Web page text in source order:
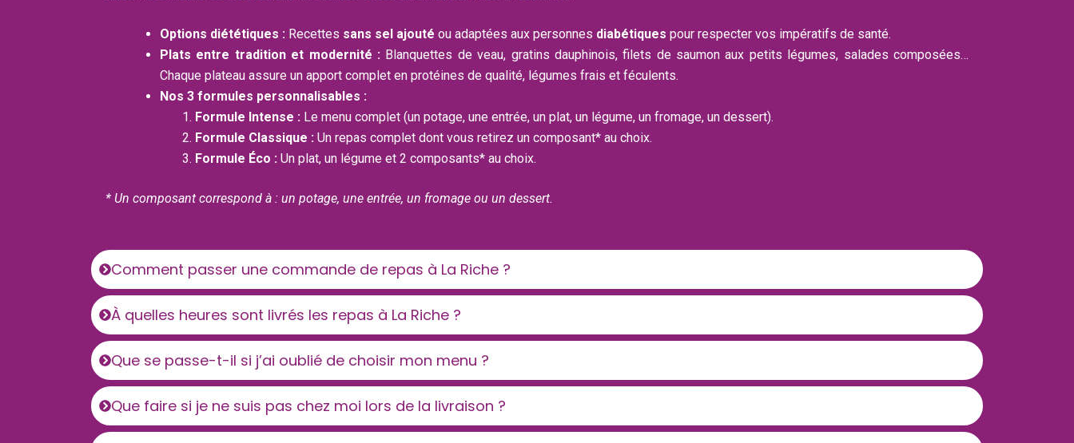
Options diététiques : Recettes sans sel ajouté ou adaptées aux personnes diabétiques pour respecter vos impératifs de santé.
Plats entre tradition et modernité :Blanquettes de veau, gratins dauphinois, filets de saumon aux petits légumes, salades composées…
Chaque plateau assure un apport complet en protéines de qualité, légumes frais et féculents.
Nos 3 formules personnalisables :
Formule Intense : Le menu complet (un potage, une entrée, un plat, un légume, un fromage, un dessert).
Formule Classique : Un repas complet dont vous retirez un composant* au choix.
Formule Éco : Un plat, un légume et 2 composants* au choix.
* Un composant correspond à : un potage, une entrée, un fromage ou un dessert.
Comment passer une commande de repas à La Riche ?
À quelles heures sont livrés les repas à La Riche ?
Que se passe-t-il si j’ai oublié de choisir mon menu ?
Que faire si je ne suis pas chez moi lors de la livraison ?